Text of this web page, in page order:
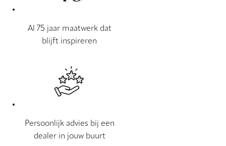
Al 75 jaar maatwerk dat
blijft inspireren
Persoonlijk advies bij een
dealer in jouw buurt